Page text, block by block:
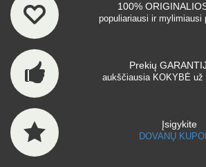
100%
populiariausi ir mylimiausi
Prekių
aukščiausia KOKYBĖ už
Įsigykite
DOVANŲ